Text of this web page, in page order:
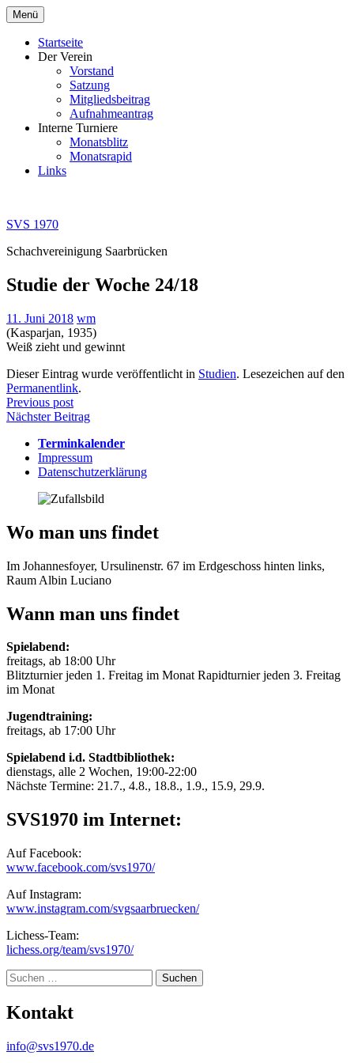
Zum
Inhalt
springen
Menü
Startseite
Der Verein
Vorstand
Satzung
Mitgliedsbeitrag
Aufnahmeantrag
Interne Turniere
Monatsblitz
Monatsrapid
Links
SVS 1970
Schachvereinigung Saarbrücken
Studie der Woche 24/18
11. Juni 2018 wm
(Kasparjan, 1935)
Weiß zieht und gewinnt
Dieser Eintrag wurde veröffentlicht in Studien. Lesezeichen auf den
Permanentlink.
Beitragsnavigation
Previous post
Nächster Beitrag
Terminkalender
Impressum
Datenschutzerklärung
Wo man uns findet
Im Johannesfoyer, Ursulinenstr. 67 im Erdgeschoss hinten links,
Raum Albin Luciano
Wann man uns findet
Spielabend:
freitags, ab 18:00 Uhr
Blitzturnier jeden 1. Freitag im Monat Rapidturnier jeden 3. Freitag
im Monat
Jugendtraining:
freitags, ab 17:00 Uhr
Spielabend i.d. Stadtbibliothek:
dienstags, alle 2 Wochen, 19:00-22:00
Nächste Termine: 21.7., 4.8., 18.8., 1.9., 15.9, 29.9.
SVS1970 im Internet:
Auf Facebook:
www.facebook.com/svs1970/
Auf Instagram:
www.instagram.com/svgsaarbruecken/
Lichess-Team:
lichess.org/team/svs1970/
Suche
Kontakt
info@svs1970.de